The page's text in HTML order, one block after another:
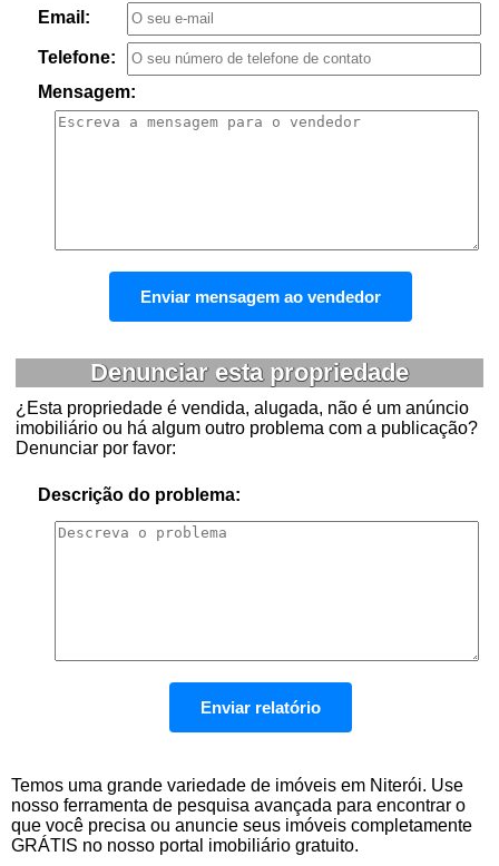
Email:
Telefone:
Mensagem:
Denunciar esta propriedade
¿Esta propriedade é vendida, alugada, não é um anúncio
imobiliário ou há algum outro problema com a publicação?
Denunciar por favor:
Descrição do problema:
Temos uma grande variedade de imóveis em Niterói. Use
nosso ferramenta de pesquisa avançada para encontrar o
que você precisa ou anuncie seus imóveis completamente
GRÁTIS no nosso portal imobiliário gratuito.